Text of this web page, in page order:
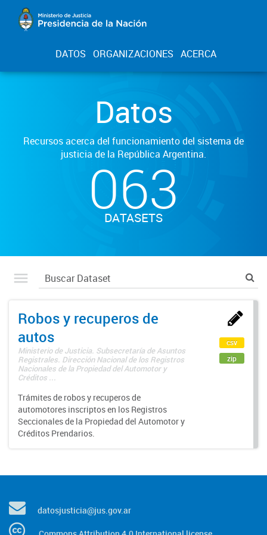
DATOS ORGANIZACIONES ACERCA
Datos
Recursos acerca del funcionamiento del sistema de
justicia de la República Argentina.
063
DATASETS
Robos y recuperos de
autos
Ministerio de Justicia. Subsecretaría de Asuntos
Registrales. Dirección Nacional de los Registros
Nacionales de la Propiedad del Automotor y
Créditos ...
Trámites de robos y recuperos de
automotores inscriptos en los Registros
Seccionales de la Propiedad del Automotor y
Créditos Prendarios.
csv
zip
datosjusticia@jus.gov.ar